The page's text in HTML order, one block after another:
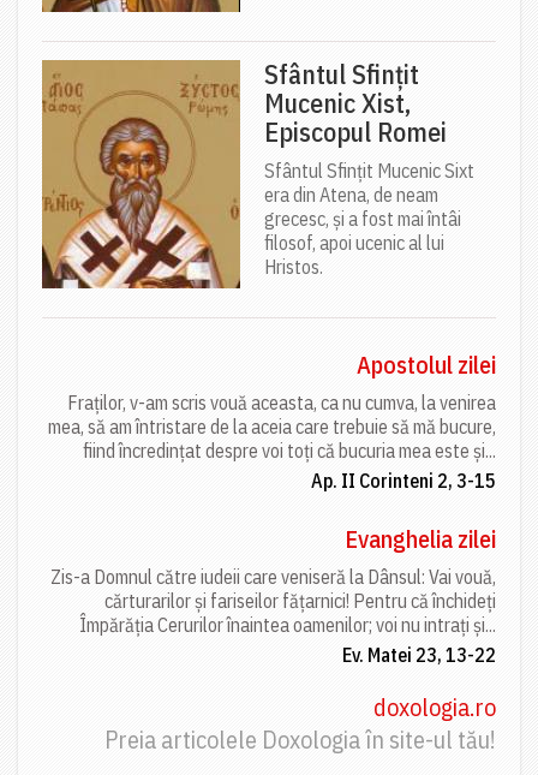
Sfântul Sfințit
Mucenic Xist,
Episcopul Romei
Sfântul Sfințit Mucenic Sixt
era din Atena, de neam
grecesc, și a fost mai întâi
filosof, apoi ucenic al lui
Hristos.
Apostolul zilei
Fraților, v-am scris vouă aceasta, ca nu cumva, la venirea
mea, să am întristare de la aceia care trebuie să mă bucure,
fiind încredințat despre voi toți că bucuria mea este și...
Ap. II Corinteni 2, 3-15
Evanghelia zilei
Zis-a Domnul către iudeii care veniseră la Dânsul: Vai vouă,
cărturarilor și fariseilor fățarnici! Pentru că închideți
Împărăția Cerurilor înaintea oamenilor; voi nu intrați și...
Ev. Matei 23, 13-22
doxologia.ro
Preia articolele Doxologia în site-ul tău!